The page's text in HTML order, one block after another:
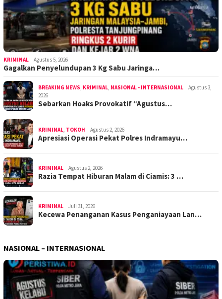
KRIMINAL Agustus 5, 2026
Gagalkan Penyelundupan 3 Kg Sabu Jaringa…
BREAKING NEWS, KRIMINAL, NASIONAL - INTERNASIONAL
Agustus 3,
2026
Sebarkan Hoaks Provokatif “Agustus…
KRIMINAL, TOKOH Agustus 2, 2026
Apresiasi Operasi Pekat Polres Indramayu…
KRIMINAL Agustus 2, 2026
Razia Tempat Hiburan Malam di Ciamis: 3 …
KRIMINAL Juli 31, 2026
Kecewa Penanganan Kasus Penganiayaan Lan…
NASIONAL – INTERNASIONAL